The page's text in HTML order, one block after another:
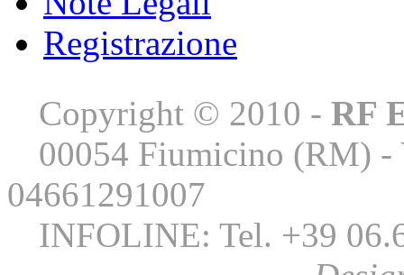
Registrazione
Copyright © 2010 - RF
00054 Fiumicino (RM) -
04661291007
INFOLINE: Tel. +39